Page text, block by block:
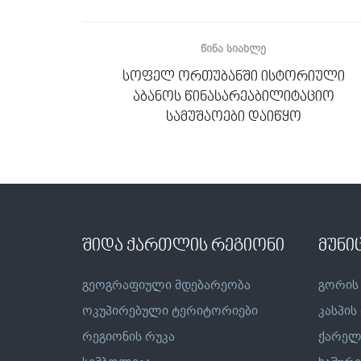
ᲬᲘᲜᲐ ᲡᲘᲐᲮᲚᲔ
სოფელ ორთუბანში ისტორიული
აბანოს წინასარეაბილიტაციო
სამუშაოები დაიწყო
შიდა ქართლის რეგიონი
გეოგრაფიული მდებარეობა
ოკუპირებული ტერიტორიები
რეგიონის რუკა
გორის